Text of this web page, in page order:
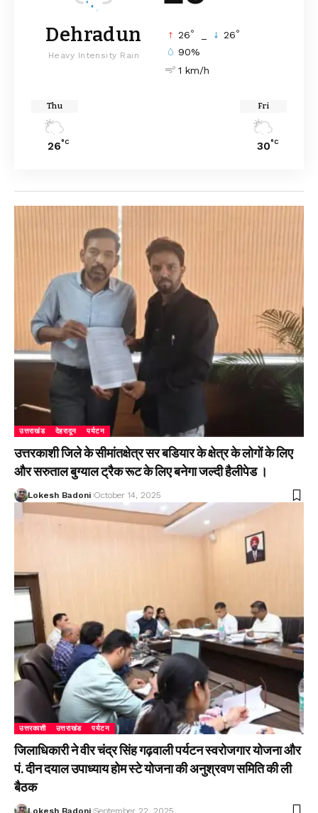
Dehradun
Heavy Intensity Rain
26° 26°
90%
1 km/h
Thu
26°C
Fri
30°C
उत्तराखंड देहरादून पर्यटन
उत्तरकाशी जिले के सीमांतक्षेत्र सर बडियार के क्षेत्र के लोगों के लिए
और सरुताल बुग्याल ट्रैक रूट के लिए बनेगा जल्दी हैलीपेड ।
Lokesh Badoni October 14, 2025
उत्तरकाशी उत्तराखंड पर्यटन
जिलाधिकारी ने वीर चंद्र सिंह गढ़वाली पर्यटन स्वरोजगार योजना और
पं. दीन दयाल उपाध्याय होम स्टे योजना की अनुश्रवण समिति की ली
बैठक
Lokesh Badoni September 22, 2025